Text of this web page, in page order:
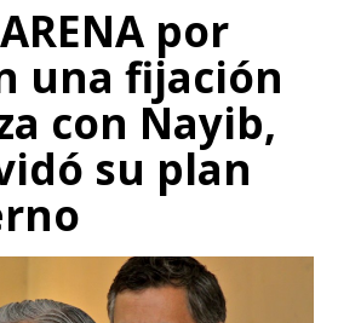
por
una fijación
con Nayib,
su plan